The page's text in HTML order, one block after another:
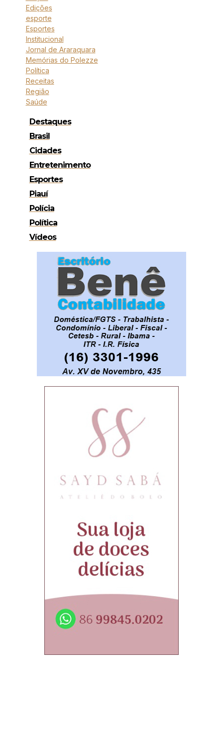
Edições
esporte
Esportes
Institucional
Jornal de Araraquara
Memórias do Polezze
Política
Receitas
Região
Saúde
Destaques
Brasil
Cidades
Entretenimento
Esportes
Piauí
Polícia
Política
Vídeos